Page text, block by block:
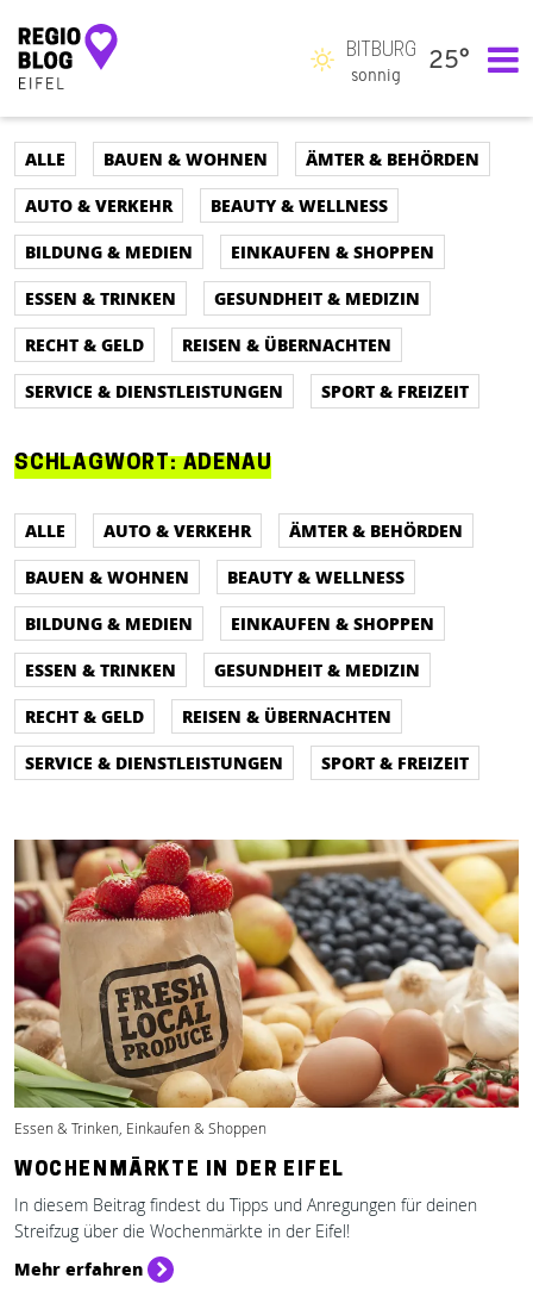
Hauptnavigation
BITBURG
sonnig
25°
ALLE BAUEN & WOHNEN
ÄMTER & BEHÖRDEN
AUTO & VERKEHR
BEAUTY & WELLNESS
BILDUNG & MEDIEN
EINKAUFEN & SHOPPEN
ESSEN & TRINKEN
GESUNDHEIT & MEDIZIN
RECHT & GELD
REISEN & ÜBERNACHTEN
SERVICE & DIENSTLEISTUNGEN
SPORT & FREIZEIT
SCHLAGWORT:ADENAU
ALLE AUTO & VERKEHR
ÄMTER & BEHÖRDEN
BAUEN & WOHNEN
BEAUTY & WELLNESS
BILDUNG & MEDIEN
EINKAUFEN & SHOPPEN
ESSEN & TRINKEN
GESUNDHEIT & MEDIZIN
RECHT & GELD
REISEN & ÜBERNACHTEN
SERVICE & DIENSTLEISTUNGEN
SPORT & FREIZEIT
Essen & Trinken, Einkaufen & Shoppen
WOCHENMÄRKTE IN DER EIFEL
In diesem Beitrag findest du Tipps und Anregungen für deinen
Streifzug über die Wochenmärkte in der Eifel!
Mehr erfahren